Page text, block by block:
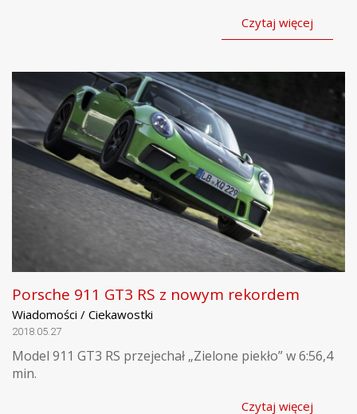
Czytaj więcej
Porsche 911 GT3 RS z nowym rekordem
Wiadomości / Ciekawostki
2018.05.27
Model 911 GT3 RS przejechał „Zielone piekło” w 6:56,4
min.
Czytaj więcej